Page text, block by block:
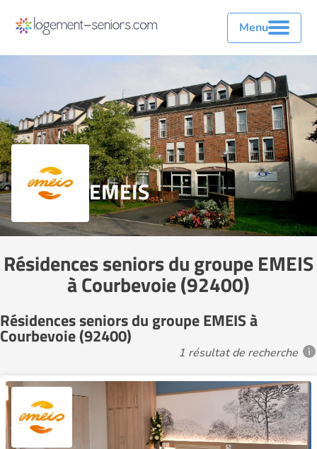
Menu
EMEIS
Résidences seniors du groupe EMEIS
à Courbevoie (92400)
Résidences seniors du groupe EMEIS à
Courbevoie (92400)
1 résultat de recherche